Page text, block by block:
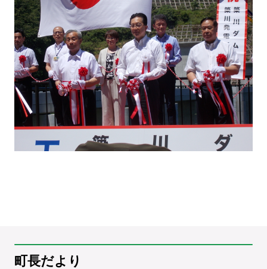
町長だより